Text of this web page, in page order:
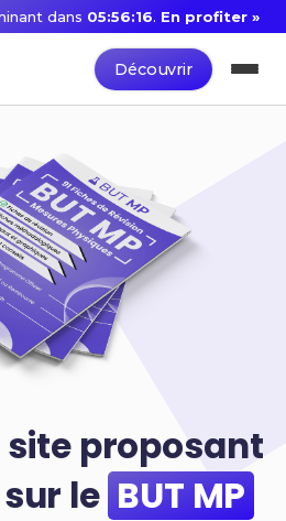
dans 05:56:15. En profiter »
Découvrir
site proposant
le BUT MP